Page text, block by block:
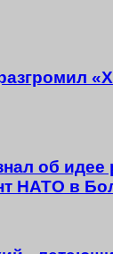
об идее
НАТО в